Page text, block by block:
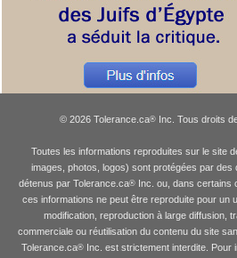
© 2026 Tolerance.ca®Inc. Tous droits
Toutes les informations reproduites sur le site
images, photos, logos) sont protégées par des
détenus par Tolerance.ca® Inc. ou, dans certains
ces informations ne peut être reproduite pour un
modification, reproduction à large diffusion,
commerciale ou réutilisation du contenu du site
Tolerance.ca® Inc. est strictement interdite. Pour